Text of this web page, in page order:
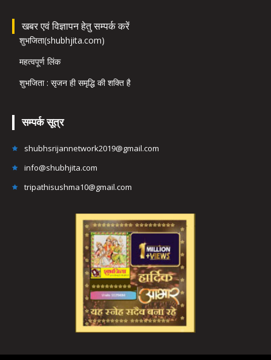
खबर एवं विज्ञापन हेतु सम्पर्क करें
शुभजिता(shubhjita.com)
महत्वपूर्ण लिंक
शुभजिता : सृजन ही समृद्धि की शक्ति है
सम्पर्क सूत्र
shubhsrijannetwork2019@gmail.com
info@shubhjita.com
tripathisushma10@gmail.com